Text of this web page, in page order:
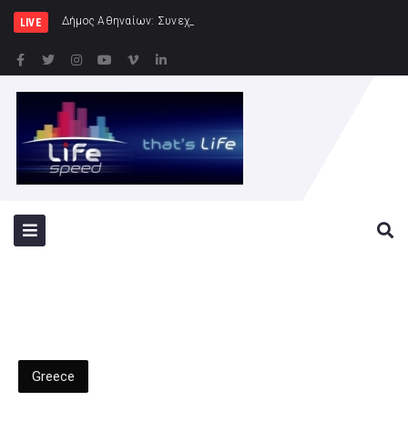
LIVE Δήμος Αθηναίων: Συνεχίζονται οι εντατικοί έλεγχοι της
Greece